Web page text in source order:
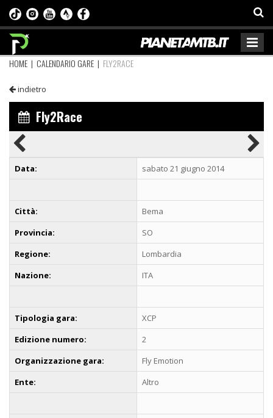
HOME | CALENDARIO GARE | FLY2RACE
indietro
Fly2Race
Data: sabato 21 giugno 2014
Città:
Bema
Provincia:
SO
Regione:
Lombardia
Nazione:
ITA
Tipologia gara:
XCP
Edizione numero:
2
Organizzazione gara:
Fly Emotion
Ente:
Altro